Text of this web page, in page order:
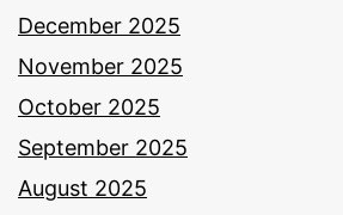
December 2025
November 2025
October 2025
September 2025
August 2025